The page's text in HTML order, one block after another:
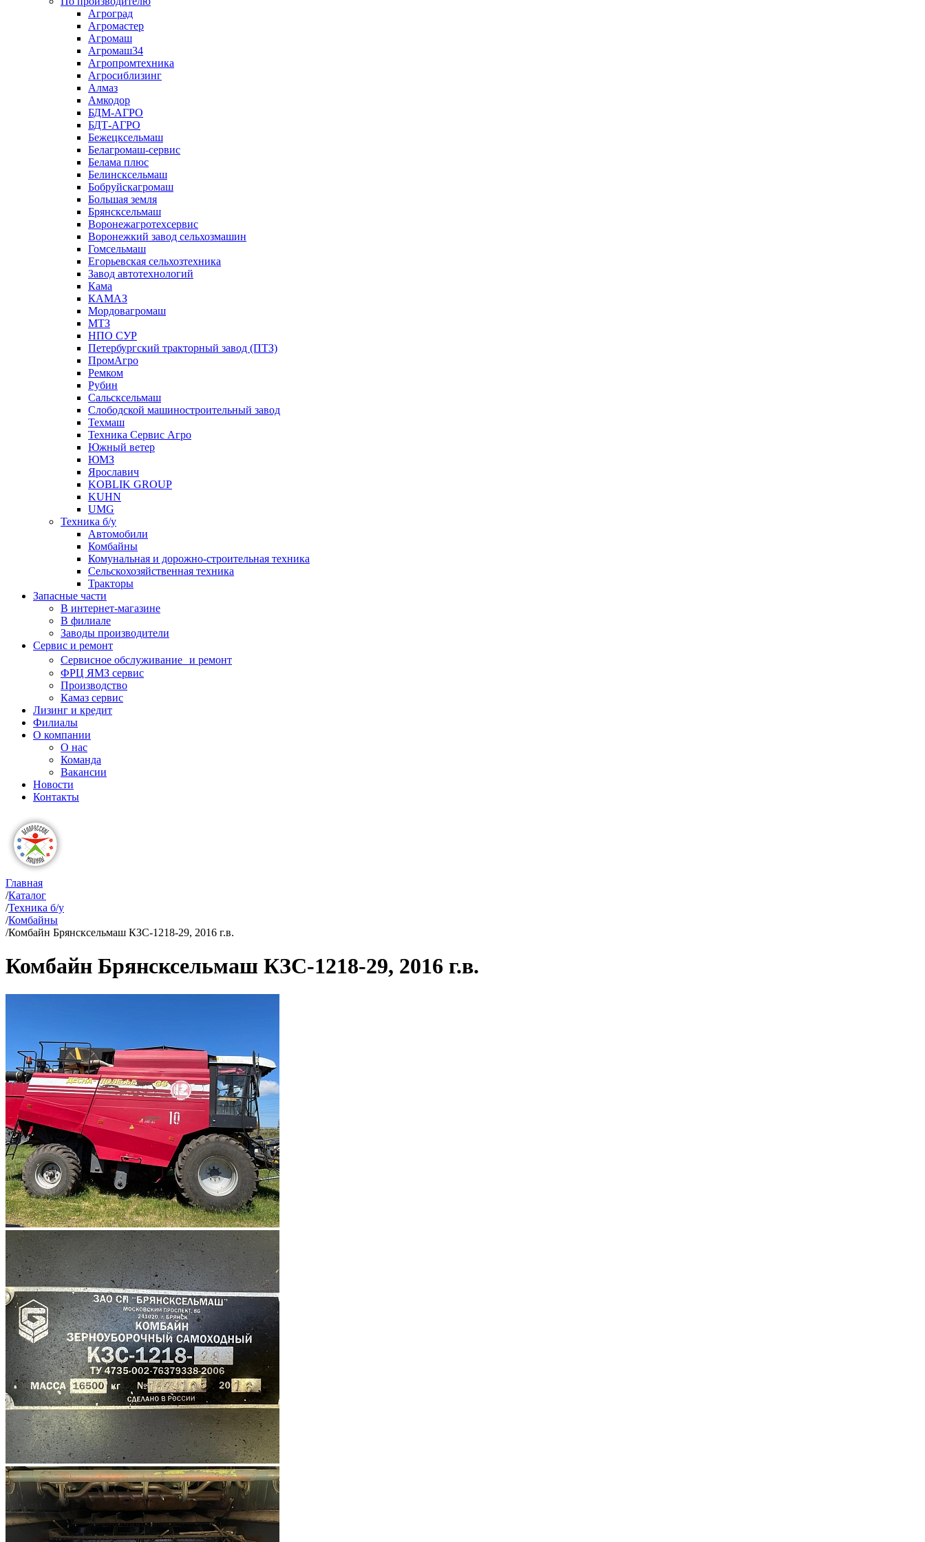
Агроград
Агромастер
Агромаш
Агромаш34
Агропромтехника
Агросиблизинг
Алмаз
Амкодор
БДМ-АГРО
БДТ-АГРО
Бежецксельмаш
Белагромаш-сервис
Белама плюс
Белинсксельмаш
Бобруйскагромаш
Большая земля
Брянсксельмаш
Воронежагротехсервис
Воронежкий завод сельхозмашин
Гомсельмаш
Егорьевская сельхозтехника
Завод автотехнологий
Кама
КАМАЗ
Мордовагромаш
МТЗ
НПО СУР
Петербургский тракторный завод (ПТЗ)
ПромАгро
Ремком
Рубин
Сальскcельмаш
Слободской машиностроительный завод
Техмаш
Техника Сервис Агро
Южный ветер
ЮМЗ
Ярославич
KOBLIK GROUP
KUHN
UMG
Техника б/у
Автомобили
Комбайны
Комунальная и дорожно-строительная техника
Сельскохозяйственная техника
Тракторы
Запасные части
В интернет-магазине
В филиале
Заводы производители
Сервис и ремонт
Сервисное обслуживание и ремонт
ФРЦ ЯМЗ сервис
Производство
Камаз сервис
Лизинг и кредит
Филиалы
О компании
О нас
Команда
Вакансии
Новости
Контакты
Главная
/Каталог
/Техника б/у
/Комбайны
/Комбайн Брянсксельмаш КЗС-1218-29, 2016 г.в.
Комбайн Брянсксельмаш КЗС-1218-29, 2016 г.в.